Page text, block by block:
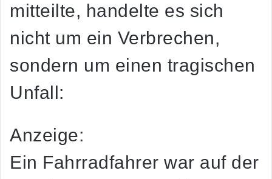
mitteilte, handelte es sich
nicht um ein Verbrechen,
sondern um einen tragischen
Unfall:
Anzeige:
Ein Fahrradfahrer war auf der